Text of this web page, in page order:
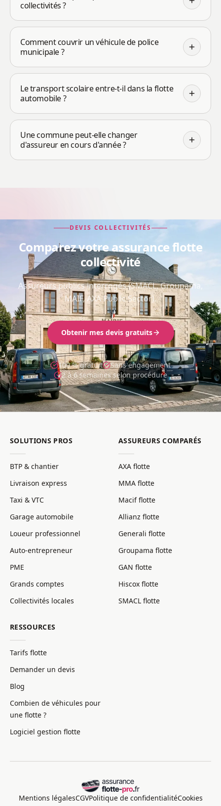
collectivités ?
Comment couvrir un véhicule de police
municipale ?
Le transport scolaire entre-t-il dans la flotte
automobile ?
Une commune peut-elle changer
d'assureur en cours d'année ?
DEVIS COLLECTIVITÉS
Comparez votre assurance flotte
collectivité
Assureurs publics interrogés (SMACL, Groupama,
MAIF, AXA Public Sector).
Obtenir mes devis gratuits
100 % gratuit
Sans engagement
2 à 6 semaines selon procédure
SOLUTIONS PROS
BTP & chantier
Livraison express
Taxi & VTC
Garage automobile
Loueur professionnel
Auto-entrepreneur
PME
Grands comptes
Collectivités locales
ASSUREURS COMPARÉS
AXA flotte
MMA flotte
Macif flotte
Allianz flotte
Generali flotte
Groupama flotte
GAN flotte
Hiscox flotte
SMACL flotte
RESSOURCES
Tarifs flotte
Demander un devis
Blog
Combien de véhicules pour
une flotte ?
Logiciel gestion flotte
Mentions légalesCGVPolitique de confidentialitéCookies